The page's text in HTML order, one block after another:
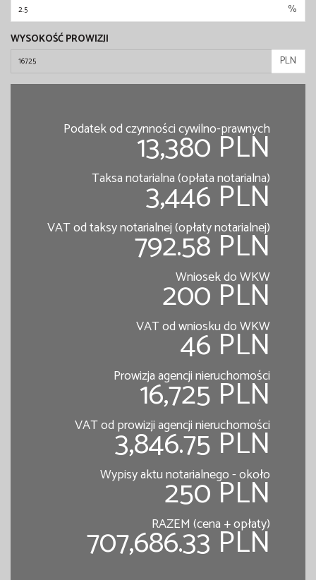
%
WYSOKOŚĆ PROWIZJI
PLN
Podatek od czynności cywilno-prawnych
13,380 PLN
Taksa notarialna (opłata notarialna)
3,446 PLN
VAT od taksy notarialnej (opłaty notarialnej)
792.58 PLN
Wniosek do WKW
200 PLN
VAT od wniosku do WKW
46 PLN
Prowizja agencji nieruchomości
16,725 PLN
VAT od prowizji agencji nieruchomości
3,846.75 PLN
Wypisy aktu notarialnego - około
250 PLN
RAZEM (cena + opłaty)
707,686.33 PLN